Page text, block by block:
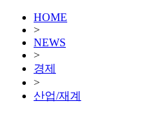
HOME
>
NEWS
>
경제
>
산업/재계